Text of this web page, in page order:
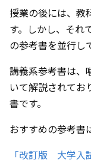
授業の後には、教
す。しかし、それ
の参考書を並行し
講義系参考書は、
いて解説されてお
書です。
おすすめの参考書
「改訂版 大学